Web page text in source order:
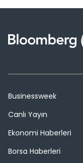
Businessweek
Canlı Yayın
Ekonomi Haberleri
Borsa Haberleri